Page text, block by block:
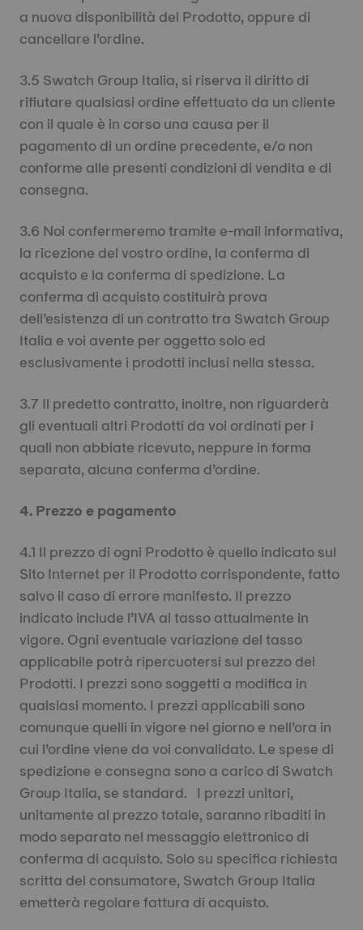
a nuova disponibilità del Prodotto, oppure di
cancellare l’ordine.
3.5 Swatch Group Italia, si riserva il diritto di
rifiutare qualsiasi ordine effettuato da un cliente
con il quale è in corso una causa per il
pagamento di un ordine precedente, e/o non
conforme alle presenti condizioni di vendita e di
consegna.
3.6 Noi confermeremo tramite e-mail informativa,
la ricezione del vostro ordine, la conferma di
acquisto e la conferma di spedizione. La
conferma di acquisto costituirà prova
dell’esistenza di un contratto tra Swatch Group
Italia e voi avente per oggetto solo ed
esclusivamente i prodotti inclusi nella stessa.
3.7 Il predetto contratto, inoltre, non riguarderà
gli eventuali altri Prodotti da voi ordinati per i
quali non abbiate ricevuto, neppure in forma
separata, alcuna conferma d’ordine.
4. Prezzo e pagamento
4.1 Il prezzo di ogni Prodotto è quello indicato sul
Sito Internet per il Prodotto corrispondente, fatto
salvo il caso di errore manifesto. Il prezzo
indicato include l’IVA al tasso attualmente in
vigore. Ogni eventuale variazione del tasso
applicabile potrà ripercuotersi sul prezzo dei
Prodotti. I prezzi sono soggetti a modifica in
qualsiasi momento. I prezzi applicabili sono
comunque quelli in vigore nel giorno e nell’ora in
cui l’ordine viene da voi convalidato. Le spese di
spedizione e consegna sono a carico di Swatch
Group Italia, se standard. I prezzi unitari,
unitamente al prezzo totale, saranno ribaditi in
modo separato nel messaggio elettronico di
conferma di acquisto. Solo su specifica richiesta
scritta del consumatore, Swatch Group Italia
emetterà regolare fattura di acquisto.